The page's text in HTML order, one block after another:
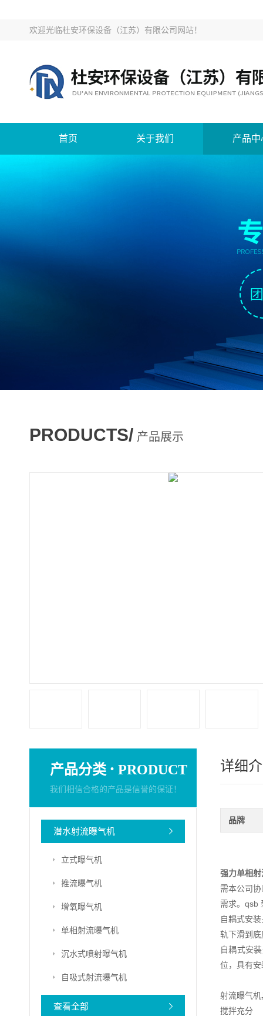
欢迎光临杜安环保设备（江苏）有限公司网站！
首页 关于我们 产品中
PRODUCTS/ 产品展示
产品分类 · PRODUCT
我们相信合格的产品是信誉的保证！
潜水射流曝气机
立式曝气机
推流曝气机
增氧曝气机
单相射流曝气机
沉水式喷射曝气机
自吸式射流曝气机
查看全部
详细
品牌
强力单相
需本公司
需求。qsb
自耦式安
轨下滑到
自耦式安
位，具有
射流曝气
搅拌充分